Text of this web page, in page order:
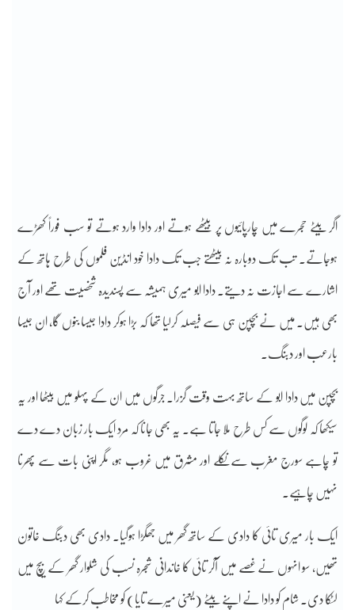
اگر بیٹے حجرے میں چارپائیوں پر بیٹھے ہوتے اور دادا وارد ہوتے تو سب فوراً کھڑے
ہوجاتے۔ تب تک دوبارہ نہ بیٹھتے جب تک دادا خود انڈین فلموں کی طرح ہاتھ کے
اشارے سے اجازت نہ دیتے۔ دادا ابو میری ہمیشہ سے پسندیدہ شخصیت تھے اور آج
بھی ہیں۔ میں نے بچپن ہی سے فیصلہ کرلیا تھا کہ بڑا ہوکر دادا جیسا بنوں گا، ان جیسا
بارعب اور دبنگ۔
بچپن میں دادا ابو کے ساتھ بہت وقت گزرا۔ جرگوں میں ان کے پہلو میں بیٹھا اور یہ
سیکھا کہ لوگوں سے کس طرح ملا جاتا ہے۔ یہ بھی جانا کہ مرد ایک بار زبان دے دے
تو چاہے سورج مغرب سے نکلے اور مشرق میں غروب ہو، مگر اپنی بات سے پھرنا
نہیں چاہیے۔
ایک بار میری تائی کا دادی کے ساتھ گھر میں جھگڑا ہوگیا۔ دادی بھی دبنگ خاتون
تھیں، سو انہوں نے غصے میں آکر تائی کا خاندانی شجرہ نسب کی شلوار گھر کے بیچ میں
لٹکا دی۔ شام کو دادا نے اپنے بیٹے (یعنی میرے تایا) کو مخاطب کرکے کہا